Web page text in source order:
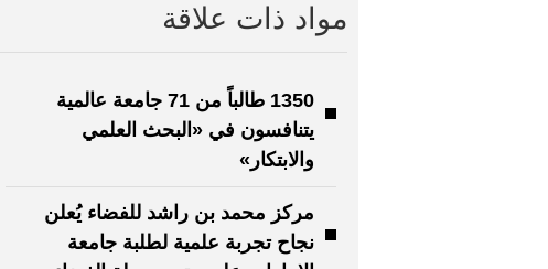
مواد ذات علاقة
1350 طالباً من 71 جامعة عالمية
يتنافسون في «البحث العلمي
والابتكار»
مركز محمد بن راشد للفضاء يُعلن
نجاح تجربة علمية لطلبة جامعة